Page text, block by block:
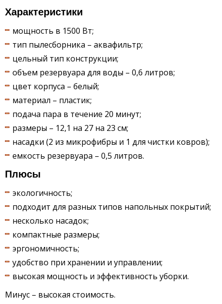
Характеристики
мощность в 1500 Вт;
тип пылесборника – аквафильтр;
цельный тип конструкции;
объем резервуара для воды – 0,6 литров;
цвет корпуса – белый;
материал – пластик;
подача пара в течение 20 минут;
размеры – 12,1 на 27 на 23 см;
насадки (2 из микрофибры и 1 для чистки ковров);
емкость резервуара – 0,5 литров.
Плюсы
экологичность;
подходит для разных типов напольных покрытий;
несколько насадок;
компактные размеры;
эргономичность;
удобство при хранении и управлении;
высокая мощность и эффективность уборки.
Минус – высокая стоимость.